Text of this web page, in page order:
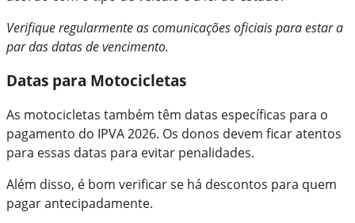
Verifique regularmente as comunicações oficiais para estar a
par das datas de vencimento.
Datas para Motocicletas
As motocicletas também têm datas específicas para o
pagamento do IPVA 2026. Os donos devem ficar atentos
para essas datas para evitar penalidades.
Além disso, é bom verificar se há descontos para quem
pagar antecipadamente.